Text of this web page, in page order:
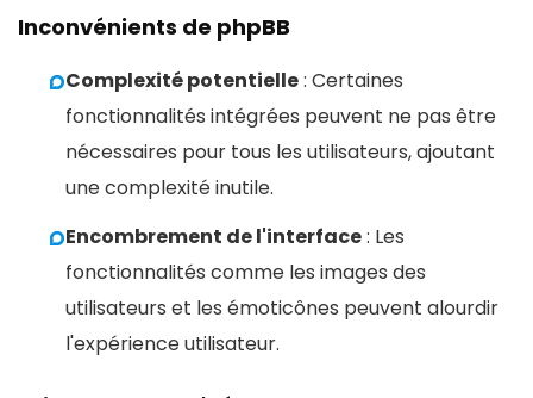
Inconvénients de phpBB
Complexité potentielle: Certaines
fonctionnalités intégrées peuvent ne pas être
nécessaires pour tous les utilisateurs, ajoutant
une complexité inutile.
Encombrement de l'interface: Les
fonctionnalités comme les images des
utilisateurs et les émoticônes peuvent alourdir
l'expérience utilisateur.